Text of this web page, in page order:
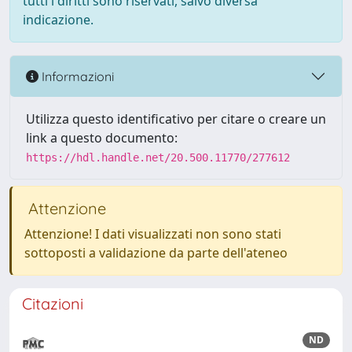
indicazione.
Informazioni
Utilizza questo identificativo per citare o creare un
link a questo documento:
https://hdl.handle.net/20.500.11770/277612
Attenzione
Attenzione! I dati visualizzati non sono stati
sottoposti a validazione da parte dell'ateneo
Citazioni
ND